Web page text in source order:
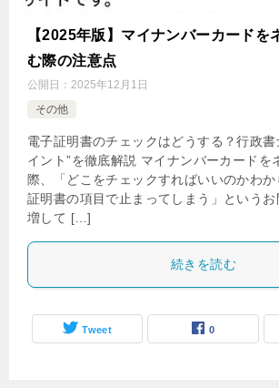
【2025年版】マイナンバーカードを
む際の注意点
公開日： 2025年12月1日
その他
電子証明書のチェックはどうする？行政書
イント”を徹底解説 マイナンバーカードを
際、「どこをチェックすればいいのかわ
証明書の項目で止まってしまう」というお
増して […]
続きを読む
Tweet 0